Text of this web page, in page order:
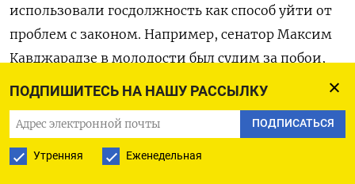
ПОДПИШИТЕСЬ НА НАШУ РАССЫЛКУ
ПОДПИСАТЬСЯ
Утренняя Еженедельная
использовали госдолжность как способ уйти от
проблем с законом. Например, сенатор Максим
Кавджарадзе в молодости был судим за побои,
связан с ореховской преступной группировкой,
фамилию, чтобы скрыть прошлое, но заседает в
Совете Федерации с 2001 года.